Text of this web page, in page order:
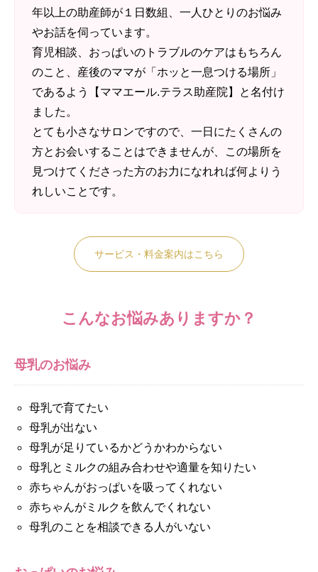
年以上の助産師が１日数組、一人ひとりのお悩み
やお話を伺っています。
育児相談、おっぱいのトラブルのケアはもちろん
のこと、産後のママが「ホッと一息つける場所」
であるよう【ママエール.テラス助産院】と名付け
ました。
とても小さなサロンですので、一日にたくさんの
方とお会いすることはできませんが、この場所を
見つけてくださった方のお力になれれば何よりう
れしいことです。
サービス・料金案内はこちら
こんなお悩みありますか？
母乳のお悩み
母乳で育てたい
母乳が出ない
母乳が足りているかどうかわからない
母乳とミルクの組み合わせや適量を知りたい
赤ちゃんがおっぱいを吸ってくれない
赤ちゃんがミルクを飲んでくれない
母乳のことを相談できる人がいない